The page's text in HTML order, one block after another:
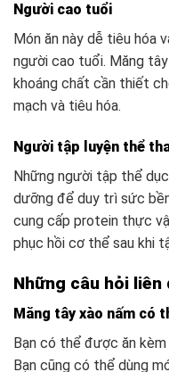
Người cao tuổi
Món ăn này dễ tiêu hóa
người cao tuổi. Măng
khoáng chất cần thiết
mạch và tiêu hóa.
Người tập luyện thể
Những người tập thể
dưỡng để duy trì sức
cung cấp protein thực
phục hồi cơ thể sau khi
Những câu hỏi liên
Măng tây xào nấm có
Bạn có thể được ăn
Bạn cũng có thể dùng